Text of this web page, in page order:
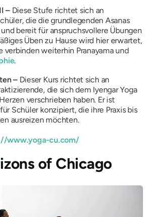
– Diese Stufe richtet sich an
die die grundlegenden Asanas
bereit für anspruchsvollere Übungen
Üben zu Hause wird hier erwartet,
verbinden weiterhin Pranayama und
.
– Dieser Kurs richtet sich an
die sich dem Iyengar Yoga
verschrieben haben. Er ist
Schüler konzipiert, die ihre Praxis bis
ausreizen möchten.
www.yoga-cu.com/
of Chicago